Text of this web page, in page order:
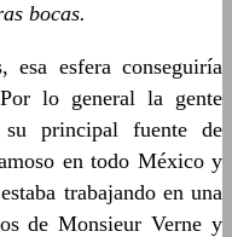
bocas.
esa esfera conseguiría
lo general la gente
su principal fuente de
en todo México y
trabajando en una
de Monsieur Verne y